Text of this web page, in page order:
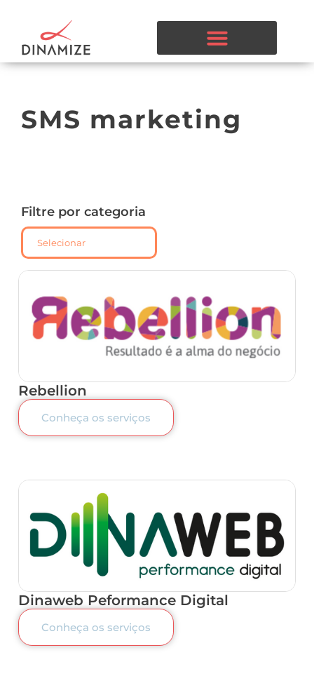
SMS marketing
Filtre por categoria
Selecionar
Rebellion
Conheça os serviços
Dinaweb Peformance Digital
Conheça os serviços